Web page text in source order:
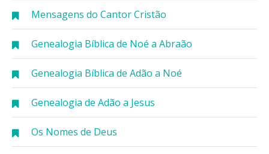
Mensagens do Cantor Cristão
Genealogia Bíblica de Noé a Abraão
Genealogia Bíblica de Adão a Noé
Genealogia de Adão a Jesus
Os Nomes de Deus